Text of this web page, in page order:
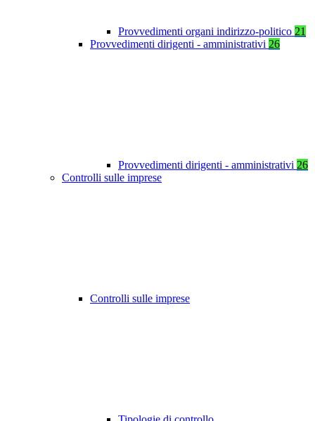
Provvedimenti organi indirizzo-politico 21
Provvedimenti dirigenti - amministrativi 26
Provvedimenti dirigenti - amministrativi 26
Controlli sulle imprese
Controlli sulle imprese